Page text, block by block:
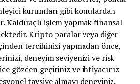
kurumları gibi konulardan
Kaldıraçlı işlem yapmak finansal
Kripto paralar veya diğer
tercihinizi yapmadan önce,
deneyim seviyenizi ve risk
gözden geçiriniz ve ihtiyacınız
tavsiye almayı deneyiniz.